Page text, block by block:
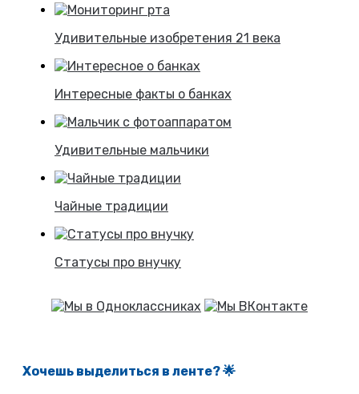
Удивительные изобретения 21 века
Интересные факты о банках
Удивительные мальчики
Чайные традиции
Статусы про внучку
Хочешь выделиться в ленте? 🌟